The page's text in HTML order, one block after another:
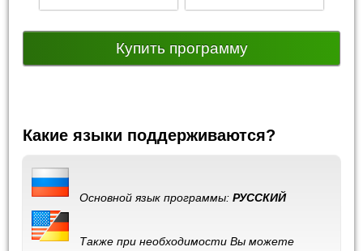
Купить программу
Какие языки поддерживаются?
Основной язык программы:РУССКИЙ
Также при необходимости Вы можете